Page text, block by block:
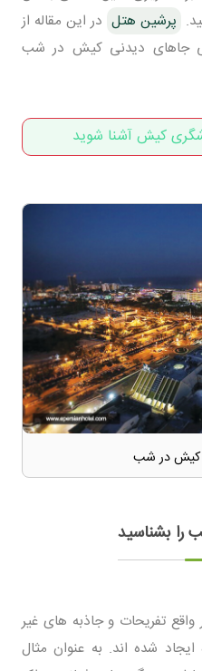
پرشین هتل در این مقاله از
جاهای دیدنی کیش در شب
کیش آشنا شوید
کیش در شب
بشناسید
واقع تفریحات و جاذبه های غیر
شده اند. به عنوان مثال